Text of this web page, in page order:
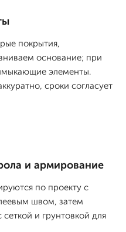
покрытия,
основание; при
элементы.
сроки согласует
и армирование
по проекту с
швом, затем
и грунтовкой для